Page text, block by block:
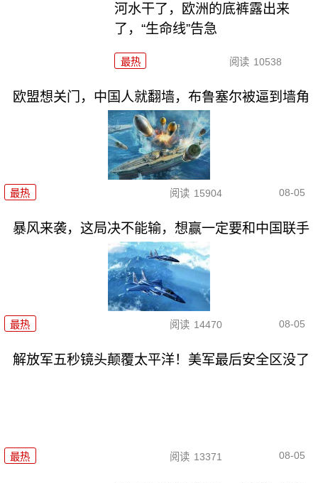
河水干了，欧洲的底裤露出来
了，“生命线”告急
最热 阅读 10538
欧盟想关门，中国人就翻墙，布鲁塞尔被逼到墙角
最热 阅读 15904 08-05
暴风来袭，这局决不能输，想赢一定要和中国联手
最热 阅读 14470 08-05
解放军五秒镜头颠覆太平洋！美军最后安全区没了
最热 阅读 13371 08-05